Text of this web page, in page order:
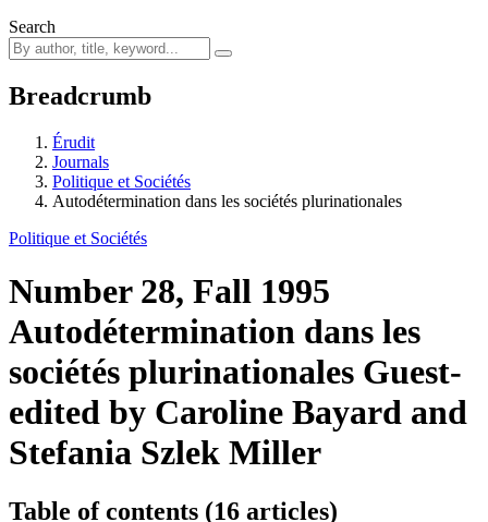
Search
Breadcrumb
Érudit
Journals
Politique et Sociétés
Autodétermination dans les sociétés plurinationales
Politique et Sociétés
Number 28, Fall 1995
Autodétermination dans les
sociétés plurinationales Guest-
edited by Caroline Bayard and
Stefania Szlek Miller
Table of contents (16 articles)